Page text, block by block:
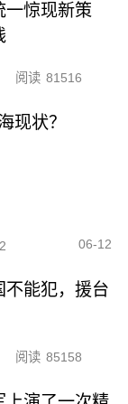
一惊现新策
阅读 81516
现状？
06-12
不能犯，援台
阅读 85158